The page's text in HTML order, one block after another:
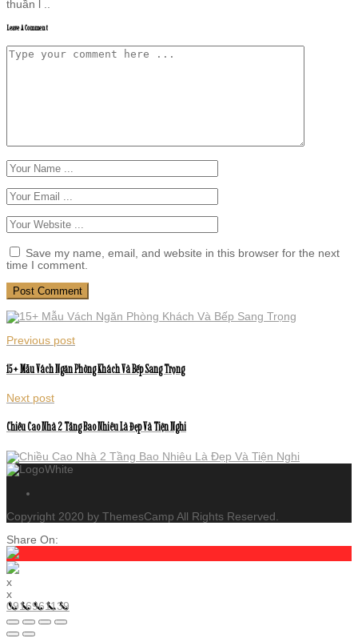
thuần l ..
Leave A Comment
Save my name, email, and website in this browser for the next
time I comment.
Previous post
15+ Mẫu Vách Ngăn Phòng Khách Và Bếp Sang Trọng
Next post
Chiều Cao Nhà 2 Tầng Bao Nhiêu Là Đẹp Và Tiện Nghi
Copyright 2020 by ThemesCamp All Rights Reserved.
Share On:
x
x
0916961139